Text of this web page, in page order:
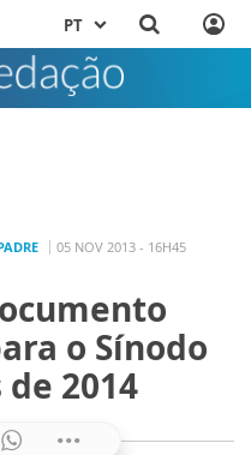
PT
05 NOV 2013 - 16H45
o Sínodo
2014